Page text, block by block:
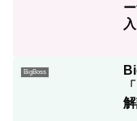
BigBoss